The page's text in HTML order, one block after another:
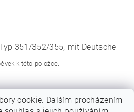
351/352/355, mit Deutsche
k této položce.
cookie. Dalším procházením